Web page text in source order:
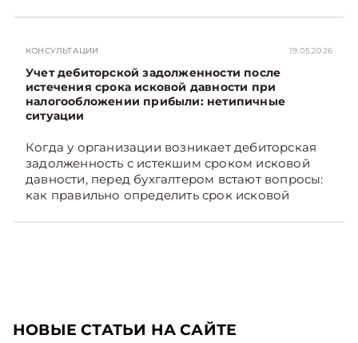
Viber, чтобы не пропускать новые статьи
TelegramViber
КОНСУЛЬТАЦИИ 19.05.2026
Учет дебиторской задолженности после
истечения срока исковой давности при
налогообложении прибыли: нетипичные
ситуации
Когда у организации возникает дебиторская
задолженность с истекшим сроком исковой
давности, перед бухгалтером встают вопросы:
как правильно определить срок исковой
задолженность. Рассмотрим это на
НОВЫЕ СТАТЬИ НА САЙТЕ